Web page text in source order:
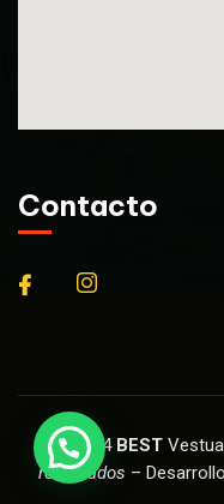
Contacto
© 2024 BEST
reservados –